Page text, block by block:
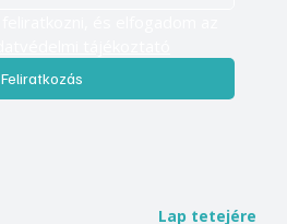
Feliratkozás
Lap tetejére